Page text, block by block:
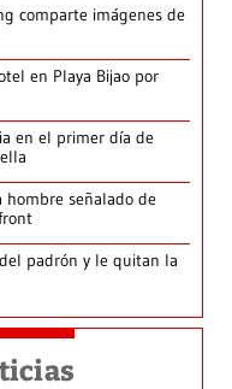
comparte imágenes de
en Playa Bijao por
en el primer día de
hombre señalado de
padrón y le quitan la